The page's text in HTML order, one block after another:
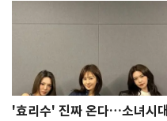
'효리수' 진짜 온다…소녀시대